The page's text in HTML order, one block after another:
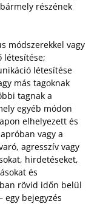
részének
módszerekkel vagy
létesítése;
létesítése
más tagoknak
tagnak a
egyéb módon
elhelyezett és
vagy a
agresszív vagy
hirdetéseket,
és
rövid időn belül
egy bejegyzés